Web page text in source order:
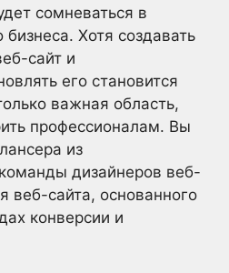
сомневаться в
Хотя создавать
сайт и
его становится
важная область,
профессионалам. Вы
из
дизайнеров веб-
веб-сайта, основанного
конверсии и